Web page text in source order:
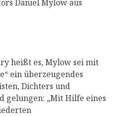
Daniel Mylow aus
heißt es, Mylow sei mit
ein überzeugendes
Dichters und
gelungen: „Mit Hilfe eines